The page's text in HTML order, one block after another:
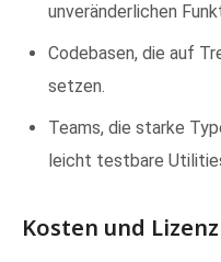
unveränderlichen
Codebasen, die auf
setzen.
Teams, die starke
leicht testbare
Kosten und